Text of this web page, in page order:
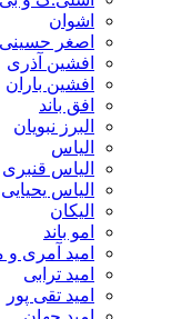
اشوان
اصغر حسینی
افشین آذری
افشین باران
افق باند
البرز نبویان
الیاس
الیاس قنبرى
الیاس یحیایی
الیکان
امو باند
امید آمری
امید ترابی
امید تقی پور